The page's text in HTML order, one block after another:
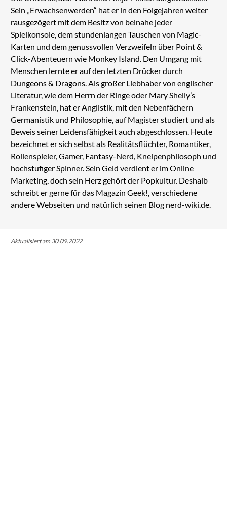
Sein „Erwachsenwerden“ hat er in den Folgejahren weiter
rausgezögert mit dem Besitz von beinahe jeder
Spielkonsole, dem stundenlangen Tauschen von Magic-
Karten und dem genussvollen Verzweifeln über Point &
Click-Abenteuern wie Monkey Island. Den Umgang mit
Menschen lernte er auf den letzten Drücker durch
Dungeons & Dragons. Als großer Liebhaber von englischer
Literatur, wie dem Herrn der Ringe oder Mary Shelly’s
Frankenstein, hat er Anglistik, mit den Nebenfächern
Germanistik und Philosophie, auf Magister studiert und als
Beweis seiner Leidensfähigkeit auch abgeschlossen. Heute
bezeichnet er sich selbst als Realitätsflüchter, Romantiker,
Rollenspieler, Gamer, Fantasy-Nerd, Kneipenphilosoph und
hochstufiger Spinner. Sein Geld verdient er im Online
Marketing, doch sein Herz gehört der Popkultur. Deshalb
schreibt er gerne für das Magazin Geek!, verschiedene
andere Webseiten und natürlich seinen Blog nerd-wiki.de.
Aktualisiert am 30.09.2022